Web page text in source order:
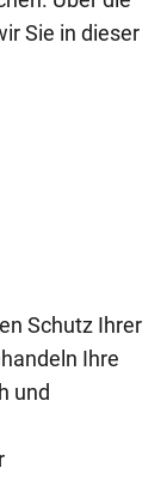
Sie in dieser
Schutz Ihrer
Ihre
und